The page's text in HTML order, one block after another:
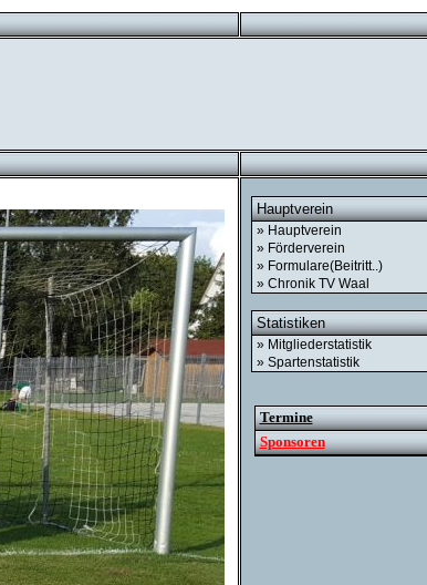
Hauptverein
» Hauptverein
» Förderverein
» Formulare(Beitritt..)
» Chronik TV Waal
Statistiken
» Mitgliederstatistik
» Spartenstatistik
Termine
Sponsoren